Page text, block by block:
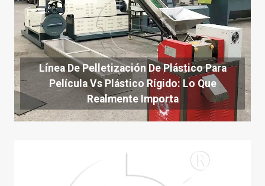
Línea De Pelletización De Plástico Para
Película Vs Plástico Rígido: Lo Que
Realmente Importa